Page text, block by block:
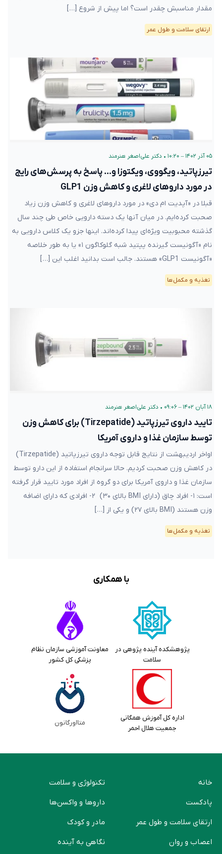
مقدار مناسبش چقدر است؟ اما پیش از شروع […]
ارتقای سلامت و طول عمر
۰۵ آذر ۱۴۰۲ – ۱۰:۲۰ • دکتر علی‌اصغر هنرمند
تیرزپاتید، ویگووی، ویکتوزا و… پاسخ به پرسش‌های رایج
در مورد داروهای لاغری و کاهش وزن GLP1
قبلا در «آپدیت ام دی» در مورد داروهای لاغری و کاهش وزن زیاد
صحبت کرده‌ایم. در میان آنها یک دسته دارویی خاص طی چند سال
گذشته محبوبیت ویژه‌ای پیدا کرده‌اند. اینها جزو یک کلاس دارویی به
نام «آگونیست گیرنده پپتید شبه گلوکاگون ۱» یا به طور خلاصه
«آگونیست GLP1» هستند. جالب است بدانید اغلب این […]
تغذیه و مکمل‌ها
۱۸ آبان ۱۴۰۲ – ۰۹:۰۶ • دکتر علی‌اصغر هنرمند
تایید داروی تیرزپاتید (Tirzepatide) برای کاهش وزن
توسط سازمان غذا و داروی آمریکا
اواخر اردیبهشت از نتایج قابل توجه داروی تیرزپاتید (Tirzepatide)
در کاهش وزن صحبت کردیم. حالا سرانجام استفاده از این دارو توسط
سازمان غذا و داروی آمریکا برای دو گروه از افراد مورد تایید قرار گرفته
است: ۱- افراد چاق (دارای BMI بالای ۳۰) ۲- افرادی که دارای اضافه
وزن هستند (BMI بالای ۲۷) و یکی از […]
تغذیه و مکمل‌ها
با همکاری
پژوهشکده آینده پژوهی در
سلامت
معاونت آموزشی سازمان نظام
پزشکی کل کشور
اداره کل آموزش همگانی
جمعیت هلال احمر
متااورگانون
خانه
پادکست
ارتقای سلامت و طول عمر
اعصاب و روان
تکنولوژی و سلامت
دارو‌ها و واکسن‌ها
مادر و کودک
نگاهی به آینده